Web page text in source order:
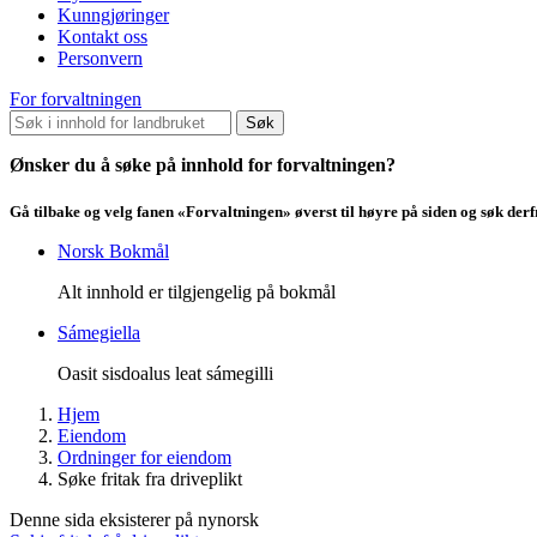
Kunngjøringer
Kontakt oss
Personvern
For forvaltningen
Søk
Ønsker du å søke på innhold for forvaltningen?
Gå tilbake og velg fanen «Forvaltningen» øverst til høyre på siden og søk
Norsk Bokmål
Alt innhold er tilgjengelig på bokmål
Sámegiella
Oasit sisdoalus leat sámegilli
Hjem
Eiendom
Ordninger for eiendom
Søke fritak fra driveplikt
Denne sida eksisterer på nynorsk